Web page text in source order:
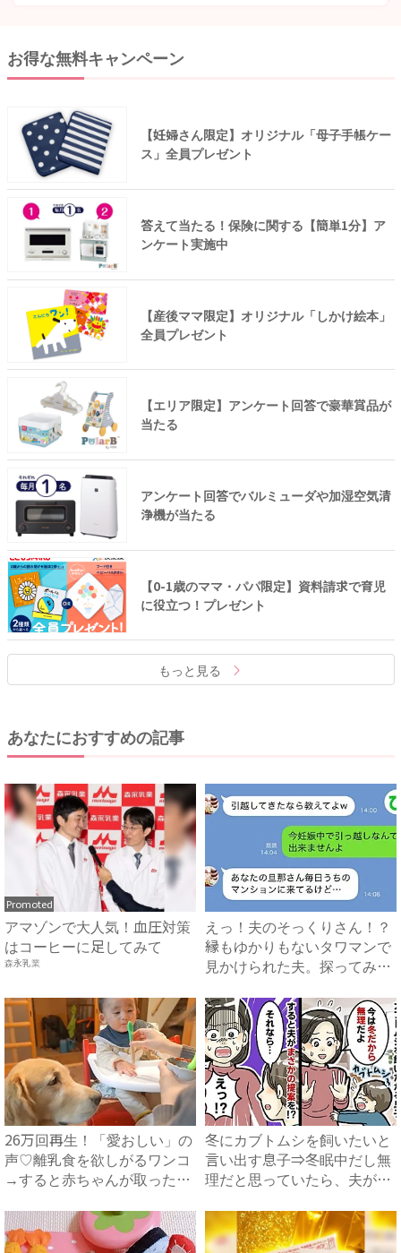
お得な無料キャンペーン
【妊婦さん限定】オリジナル「母子手帳ケー
ス」全員プレゼント
答えて当たる！保険に関する【簡単1分】ア
ンケート実施中
【産後ママ限定】オリジナル「しかけ絵本」
全員プレゼント
【エリア限定】アンケート回答で豪華賞品が
当たる
アンケート回答でバルミューダや加湿空気清
浄機が当たる
【0-1歳のママ・パパ限定】資料請求で育児
に役立つ！プレゼント
もっと見る
あなたにおすすめの記事
Promoted
アマゾンで大人気！血圧対策
はコーヒーに足してみて
森永乳業
えっ！夫のそっくりさん！？
縁もゆかりもないタワマンで
見かけられた夫。探ってみる
26万回再生！「愛おしい」の
声♡離乳食を欲しがるワンコ
→すると赤ちゃんが取った
冬にカブトムシを飼いたいと
言い出す息子⇒冬眠中だし無
理だと思っていたら、夫がま